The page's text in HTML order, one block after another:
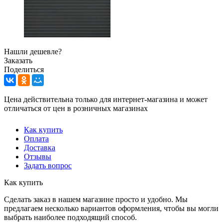
Нашли дешевле?
Заказать
Поделиться
Цена действительна только для интернет-магазина и может
отличаться от цен в розничных магазинах
Как купить
Оплата
Доставка
Отзывы
Задать вопрос
Как купить
Сделать заказ в нашем магазине просто и удобно. Мы
предлагаем несколько вариантов оформления, чтобы вы могли
выбрать наиболее подходящий способ.